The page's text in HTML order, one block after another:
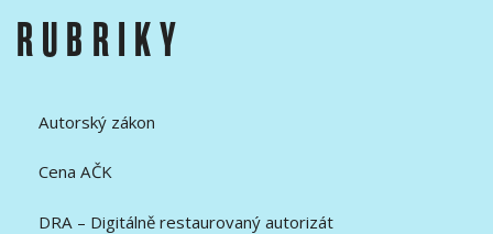
RUBRIKY
Autorský zákon
Cena AČK
DRA – Digitálně restaurovaný autorizát